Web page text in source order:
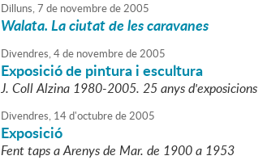
Dilluns,7 de novembrede2005
Walata. La ciutat de les caravanes
Divendres,4de novembrede2005
Exposició de pintura i escultura
J. Coll Alzina 1980-2005. 25 anys d'exposicions
Divendres, 14d'octubrede2005
Exposició
Fent taps a Arenys de Mar. de 1900 a 1953